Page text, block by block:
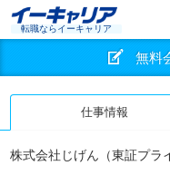
転職ならイーキャリア
無料
仕事情報
株式会社じげん（東証プラ